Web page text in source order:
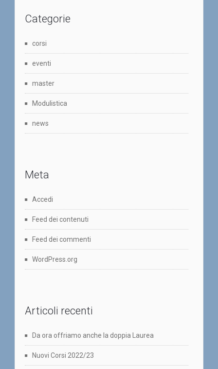
Categorie
corsi
eventi
master
Modulistica
news
Meta
Accedi
Feed dei contenuti
Feed dei commenti
WordPress.org
Articoli recenti
Da ora offriamo anche la doppia Laurea
Nuovi Corsi 2022/23